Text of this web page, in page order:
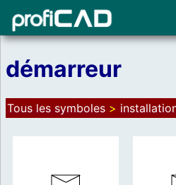
démarreur
Tous les symboles >